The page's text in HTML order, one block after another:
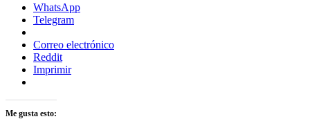
WhatsApp
Telegram
Correo electrónico
Reddit
Imprimir
Me gusta esto: